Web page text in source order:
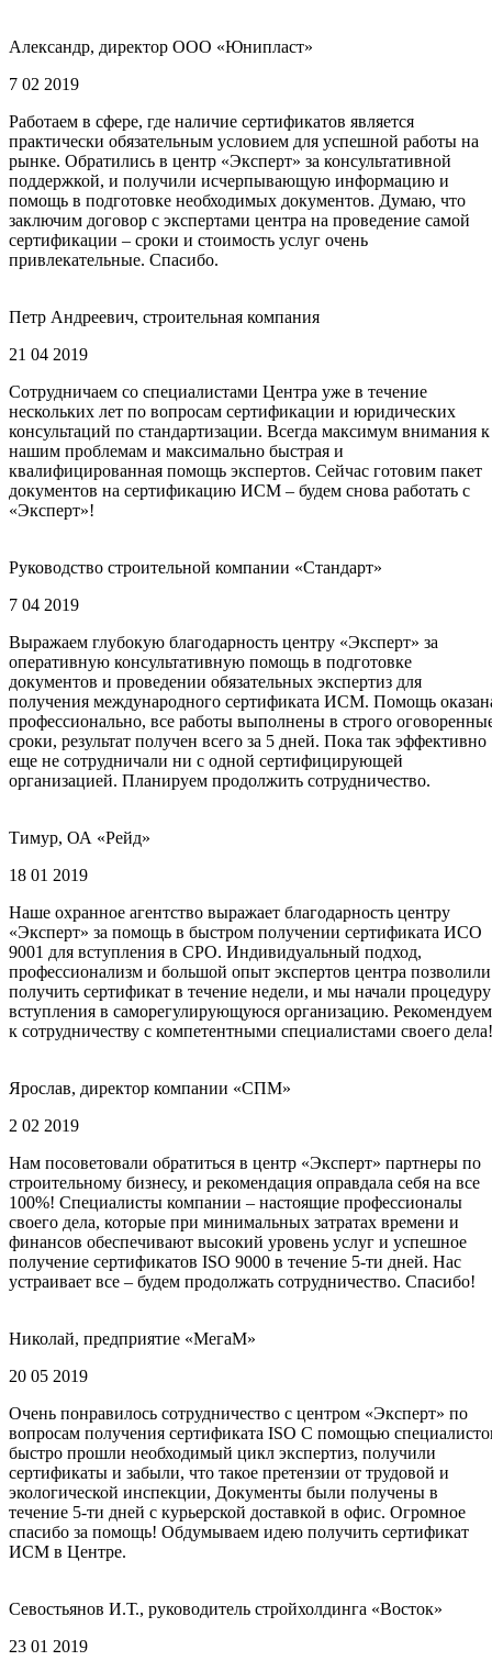
Александр, директор ООО «Юнипласт»
7 02 2019
Работаем в сфере, где наличие сертификатов является
практически обязательным условием для успешной работы на
рынке. Обратились в центр «Эксперт» за консультативной
поддержкой, и получили исчерпывающую информацию и
помощь в подготовке необходимых документов. Думаю, что
заключим договор с экспертами центра на проведение самой
сертификации – сроки и стоимость услуг очень
привлекательные. Спасибо.
Петр Андреевич, строительная компания
21 04 2019
Сотрудничаем со специалистами Центра уже в течение
нескольких лет по вопросам сертификации и юридических
консультаций по стандартизации. Всегда максимум внимания к
нашим проблемам и максимально быстрая и
квалифицированная помощь экспертов. Сейчас готовим пакет
документов на сертификацию ИСМ – будем снова работать с
«Эксперт»!
Руководство строительной компании «Стандарт»
7 04 2019
Выражаем глубокую благодарность центру «Эксперт» за
оперативную консультативную помощь в подготовке
документов и проведении обязательных экспертиз для
получения международного сертификата ИСМ. Помощь
профессионально, все работы выполнены в строго
сроки, результат получен всего за 5 дней. Пока так эффективно
еще не сотрудничали ни с одной сертифицирующей
организацией. Планируем продолжить сотрудничество.
Тимур, ОА «Рейд»
18 01 2019
Наше охранное агентство выражает благодарность центру
«Эксперт» за помощь в быстром получении сертификата ИСО
9001 для вступления в СРО. Индивидуальный подход,
профессионализм и большой опыт экспертов центра позволили
получить сертификат в течение недели, и мы начали процедуру
вступления в саморегулирующуюся организацию. Рекомендуем
к сотрудничеству с компетентными специалистами своего дела!
Ярослав, директор компании «СПМ»
2 02 2019
Нам посоветовали обратиться в центр «Эксперт» партнеры по
строительному бизнесу, и рекомендация оправдала себя на все
100%! Специалисты компании – настоящие профессионалы
своего дела, которые при минимальных затратах времени и
финансов обеспечивают высокий уровень услуг и успешное
получение сертификатов ISO 9000 в течение 5-ти дней. Нас
устраивает все – будем продолжать сотрудничество. Спасибо!
Николай, предприятие «МегаМ»
20 05 2019
Очень понравилось сотрудничество с центром «Эксперт» по
вопросам получения сертификата ISO С помощью
быстро прошли необходимый цикл экспертиз, получили
сертификаты и забыли, что такое претензии от трудовой и
экологической инспекции, Документы были получены в
течение 5-ти дней с курьерской доставкой в офис. Огромное
спасибо за помощь! Обдумываем идею получить сертификат
ИСМ в Центре.
Севостьянов И.Т., руководитель стройхолдинга «Восток»
23 01 2019